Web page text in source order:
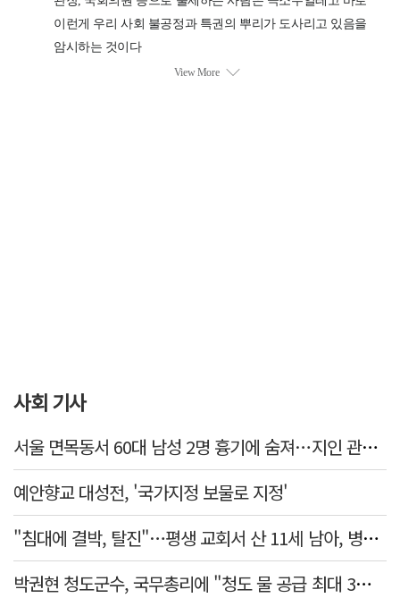
사회 기사
서울 면목동서 60대 남성 2명 흉기에 숨져…지인 관계로 추정
예안향교 대성전, '국가지정 보물로 지정'
"침대에 결박, 탈진"…평생 교회서 산 11세 남아, 병원 이송 끝 숨져
박권현 청도군수, 국무총리에 "청도 물 공급 최대 3만t 늘려달라"